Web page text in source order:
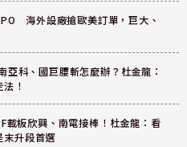
海外設廠搶歐美訂單，巨大、
亞科、國巨腰斬怎麼辦？杜金龍：
！
載板欣興、南電接棒！杜金龍：看
升段首選